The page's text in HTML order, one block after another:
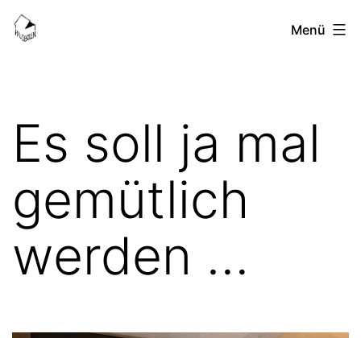
Zum
Inhalt
HausBoden-
Menü
Es soll ja mal
gemütlich
werden …